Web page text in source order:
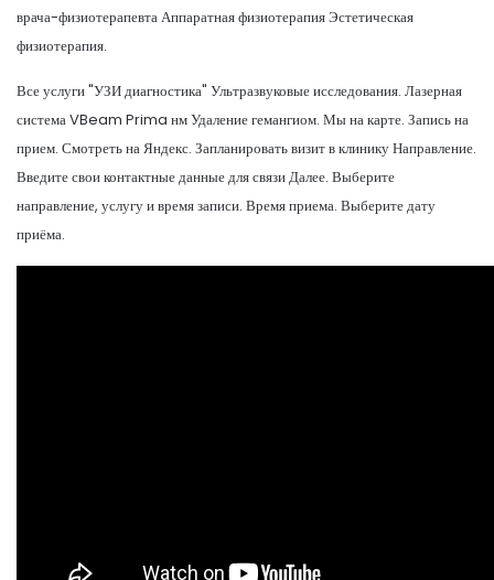
врача-физиотерапевта Аппаратная физиотерапия Эстетическая
физиотерапия.
Все услуги "УЗИ диагностика" Ультразвуковые исследования. Лазерная
система VBeam Prima нм Удаление гемангиом. Мы на карте. Запись на
прием. Смотреть на Яндекс. Запланировать визит в клинику Направление.
Введите свои контактные данные для связи Далее. Выберите
направление, услугу и время записи. Время приема. Выберите дату
приёма.